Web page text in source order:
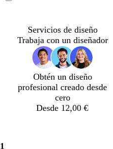
Servicios de diseño
Trabaja con un diseñador
Obtén un diseño
profesional creado desde
cero
Desde 12,00 €
1